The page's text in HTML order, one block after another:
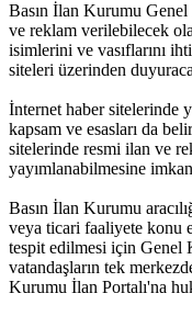
Basın İlan Kurumu
ve reklam verilebilecek
isimlerini ve vasıflarını
siteleri üzerinden
İnternet haber sitelerinde
kapsam ve esasları da
sitelerinde resmi ilan ve
yayımlanabilmesine
Basın İlan Kurumu
veya ticari faaliyete konu
tespit edilmesi için
vatandaşların tek
Kurumu İlan Portalı'na